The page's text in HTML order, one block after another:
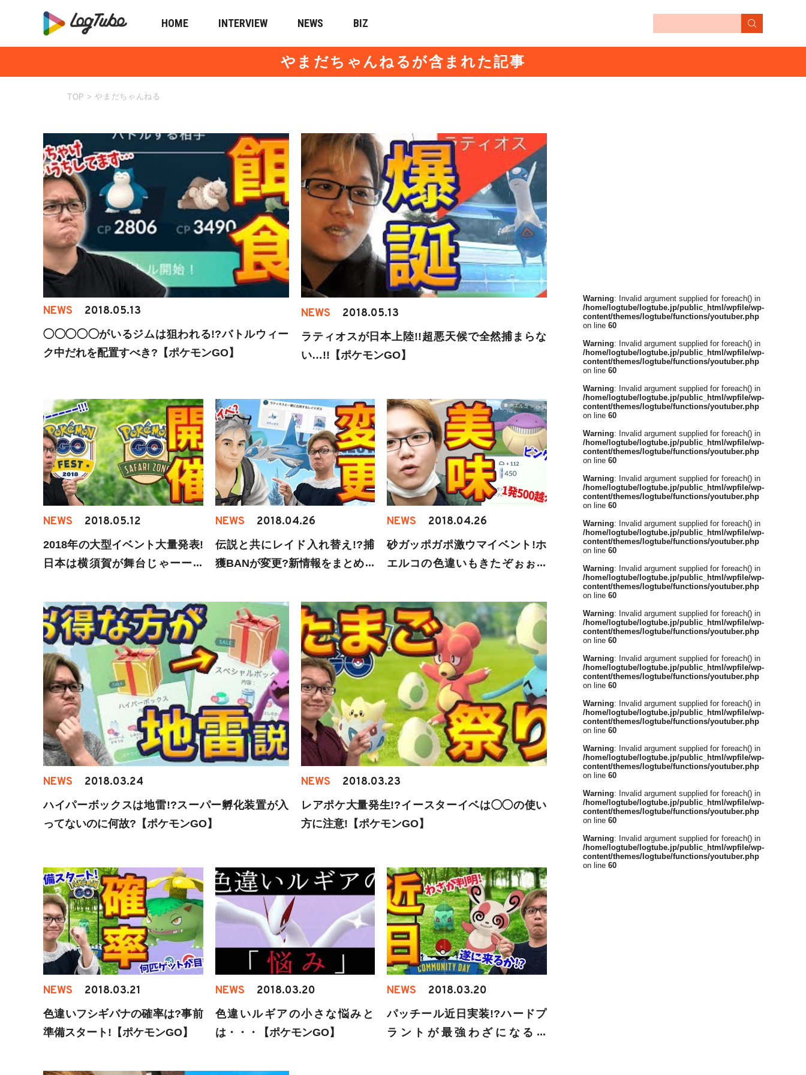
HOME INTERVIEW NEWS BIZ
やまだちゃんねるが含まれた記事
TOP > やまだちゃんねる
NEWS 2018.05.13
◯◯◯◯◯がいるジムは狙われる!?バトルウィー
ク中だれを配置すべき?【ポケモンGO】
NEWS 2018.05.13
ラティオスが日本上陸!!超悪天候で全然捕まらな
い…!!【ポケモンGO】
NEWS 2018.05.12
2018年の大型イベント大量発表!
日本は横須賀が舞台じゃーー!!!
NEWS 2018.04.26
伝説と共にレイド入れ替え!?捕
獲BANが変更?新情報をまとめて
NEWS 2018.04.26
砂ガッポガポ激ウマイベント!ホ
エルコの色違いもきたぞぉぉぉ
NEWS 2018.03.24
ハイパーボックスは地雷!?スーパー孵化装置が入
ってないのに何故?【ポケモンGO】
NEWS 2018.03.23
レアポケ大量発生!?イースターイベは◯◯の使い
方に注意!【ポケモンGO】
NEWS 2018.03.21
色違いフシギバナの確率は?事前
準備スタート!【ポケモンGO】
NEWS 2018.03.20
色違いルギアの小さな悩みと
は・・・【ポケモンGO】
NEWS 2018.03.20
パッチール近日実装!?ハードプ
ラントが最強わざになるか
Warning: Invalid argument supplied for foreach() in
/home/logtube/logtube.jp/public_html/wpfile/wp-
content/themes/logtube/functions/youtuber.php
on line 60
Warning: Invalid argument supplied for foreach() in
/home/logtube/logtube.jp/public_html/wpfile/wp-
content/themes/logtube/functions/youtuber.php
on line 60
Warning: Invalid argument supplied for foreach() in
/home/logtube/logtube.jp/public_html/wpfile/wp-
content/themes/logtube/functions/youtuber.php
on line 60
Warning: Invalid argument supplied for foreach() in
/home/logtube/logtube.jp/public_html/wpfile/wp-
content/themes/logtube/functions/youtuber.php
on line 60
Warning: Invalid argument supplied for foreach() in
/home/logtube/logtube.jp/public_html/wpfile/wp-
content/themes/logtube/functions/youtuber.php
on line 60
Warning: Invalid argument supplied for foreach() in
/home/logtube/logtube.jp/public_html/wpfile/wp-
content/themes/logtube/functions/youtuber.php
on line 60
Warning: Invalid argument supplied for foreach() in
/home/logtube/logtube.jp/public_html/wpfile/wp-
content/themes/logtube/functions/youtuber.php
on line 60
Warning: Invalid argument supplied for foreach() in
/home/logtube/logtube.jp/public_html/wpfile/wp-
content/themes/logtube/functions/youtuber.php
on line 60
Warning: Invalid argument supplied for foreach() in
/home/logtube/logtube.jp/public_html/wpfile/wp-
content/themes/logtube/functions/youtuber.php
on line 60
Warning: Invalid argument supplied for foreach() in
/home/logtube/logtube.jp/public_html/wpfile/wp-
content/themes/logtube/functions/youtuber.php
on line 60
Warning: Invalid argument supplied for foreach() in
/home/logtube/logtube.jp/public_html/wpfile/wp-
content/themes/logtube/functions/youtuber.php
on line 60
Warning: Invalid argument supplied for foreach() in
/home/logtube/logtube.jp/public_html/wpfile/wp-
content/themes/logtube/functions/youtuber.php
on line 60
Warning: Invalid argument supplied for foreach() in
/home/logtube/logtube.jp/public_html/wpfile/wp-
content/themes/logtube/functions/youtuber.php
on line 60